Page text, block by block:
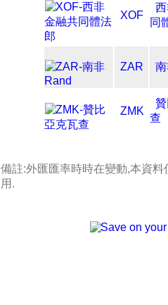
XOF
同
ZAR
ZMK
查
備註:外匯匯率時時在變動,本資
用.